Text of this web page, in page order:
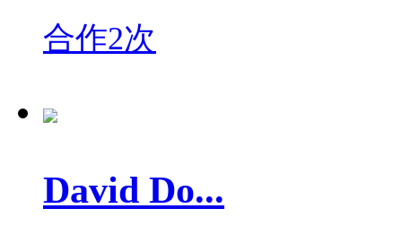
合作2次
David Do...